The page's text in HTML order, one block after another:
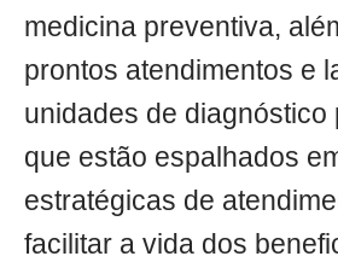
medicina preventiva,
prontos atendimentos e
unidades de diagnóstico
que estão espalhados
estratégicas de
facilitar a vida dos